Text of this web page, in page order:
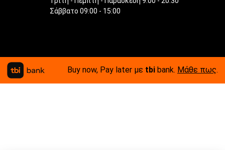
Σάββατο 09:00 - 15:00
Buy now, Pay later με tbi bank. Μάθε πως.